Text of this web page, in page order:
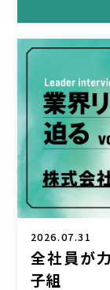
2026.07.31
全社員が
子組